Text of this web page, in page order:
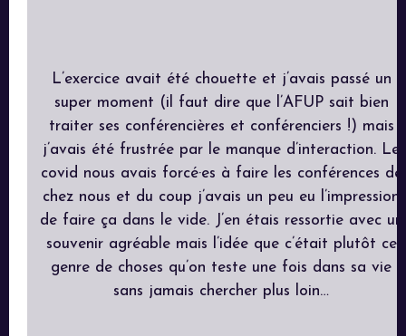
L’exercice avait été chouette et j’avais passé un
super moment (il faut dire que l’AFUP sait bien
traiter ses conférencières et conférenciers !) mais
j’avais été frustrée par le manque d’interaction. Le
covid nous avais forcé·es à faire les conférences de
chez nous et du coup j’avais un peu eu l’impression
de faire ça dans le vide. J’en étais ressortie avec un
souvenir agréable mais l’idée que c’était plutôt ce
genre de choses qu’on teste une fois dans sa vie
sans jamais chercher plus loin…